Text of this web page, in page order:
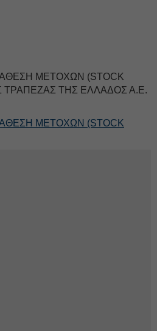
ΜΕΤΟΧΩΝ (STOCK
ΤΡΑΠΕΖΑΣ ΤΗΣ ΕΛΛΑΔΟΣ Α.Ε.
ΜΕΤΟΧΩΝ (STOCK